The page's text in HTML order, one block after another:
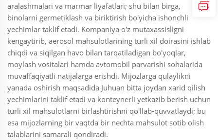
aralashmalari va marmar liyafatlari; shu bilan birga,
binolarni germetiklash va biriktirish bo'yicha ishonchli
yechimlar taklif etadi. Kompaniya o'z mutaxassisligni
kengaytirib, aerosol mahsulotlarining turli xil doirasini ishlab
chiqdi va siqilgan havo bilan tarqatiladigan bo'yoqlar,
moylash vositalari hamda avtomobil parvarishi sohalarida
muvaffaqiyatli natijalarga erishdi. Mijozlarga qulaylikni
yanada oshirish maqsadida Juhuan bitta joydan xarid qilish
yechimlarini taklif etadi va konteynerli yetkazib berish uchun
turli xil mahsulotlarni birlashtirishni qo'llab-quvvatlaydi; bu
esa mijozlarning bir vaqtda bir nechta mahsulot sotib olish
talablarini samarali qondiradi.